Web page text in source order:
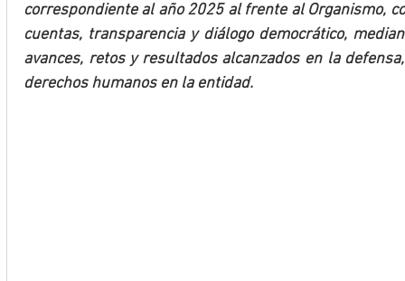
correspondiente al año 2025 al frente al Organismo,
cuentas, transparencia y diálogo democrático,
avances, retos y resultados alcanzados en la
derechos humanos en la entidad.